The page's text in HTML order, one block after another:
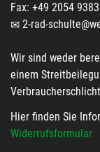
Fax: +49 2054
2-rad-
Wir sind weder
einem
Hier finden Sie
Widerrufsformular